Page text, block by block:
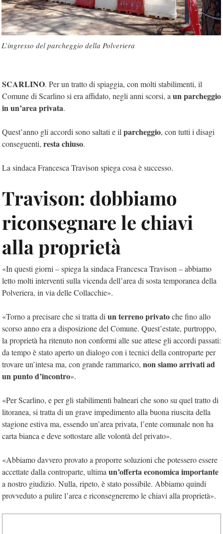
L’ingresso del parcheggio della Polveriera
SCARLINO. Per un tratto di spiaggia, con molti stabilimenti, il
Comune di Scarlino si era affidato, negli anni scorsi, a un parcheggio
in un’area privata.
Quest’anno gli accordi sono saltati e il parcheggio, con tutti i disagi
conseguenti, resta chiuso.
La sindaca Francesca Travison spiega cosa è successo.
Travison: dobbiamo
riconsegnare le chiavi
alla proprietà
«In questi giorni – spiega la sindaca Francesca Travison – abbiamo
letto molti interventi sulla vicenda dell’area di sosta temporanea della
Polveriera, in via delle Collacchie».
«Torno a precisare che si tratta di un terreno privatoche fino allo
scorso anno era a disposizione del Comune. Quest’estate, purtroppo,
la proprietà ha ritenuto non conformi alle sue attese gli accordi passati:
da tempo è stato aperto un dialogo con i tecnici della controparte per
trovare un’intesa ma, con grande rammarico, non siamo arrivati ad
un punto d’incontro».
«Per Scarlino, e per gli stabilimenti balneari che sono su quel tratto di
litoranea, si tratta di un grave impedimento alla buona riuscita della
stagione estiva ma, essendo un’area privata, l’ente comunale non ha
carta bianca e deve sottostare alle volontà del privato».
«Abbiamo davvero provato a proporre soluzioni che potessero essere
accettate dalla controparte, ultima un’offerta economica importante
a nostro giudizio. Nulla, ripeto, è stato possibile. Abbiamo quindi
provveduto a pulire l’area e riconsegneremo le chiavi alla proprietà».